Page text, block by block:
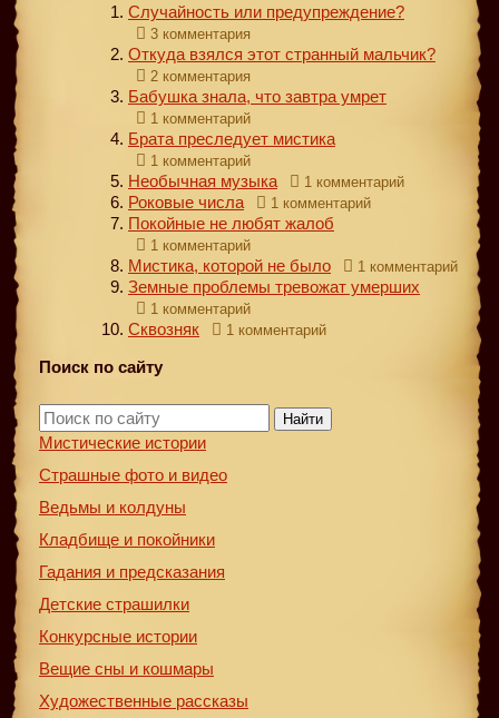
Случайность или предупреждение?
3 комментария
Откуда взялся этот странный мальчик?
2 комментария
Бабушка знала, что завтра умрет
1 комментарий
Брата преследует мистика
1 комментарий
Необычная музыка 1 комментарий
Роковые числа 1 комментарий
Покойные не любят жалоб
1 комментарий
Мистика, которой не было 1 комментарий
Земные проблемы тревожат умерших
1 комментарий
Сквозняк 1 комментарий
Поиск по сайту
Найти
Мистические истории
Страшные фото и видео
Ведьмы и колдуны
Кладбище и покойники
Гадания и предсказания
Детские страшилки
Конкурсные истории
Вещие сны и кошмары
Художественные рассказы